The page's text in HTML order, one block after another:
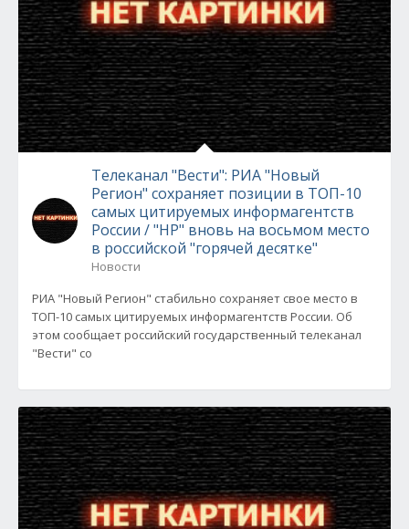
Телеканал "Вести": РИА "Новый
Регион" cохраняет позиции в ТОП-10
самых цитируемых информагентств
России / "НР" вновь на восьмом место
в российской "горячей десятке"
Новости
РИА "Новый Регион" стабильно сохраняет свое место в
ТОП-10 самых цитируемых информагентств России. Об
этом сообщает российский государственный телеканал
"Вести" со